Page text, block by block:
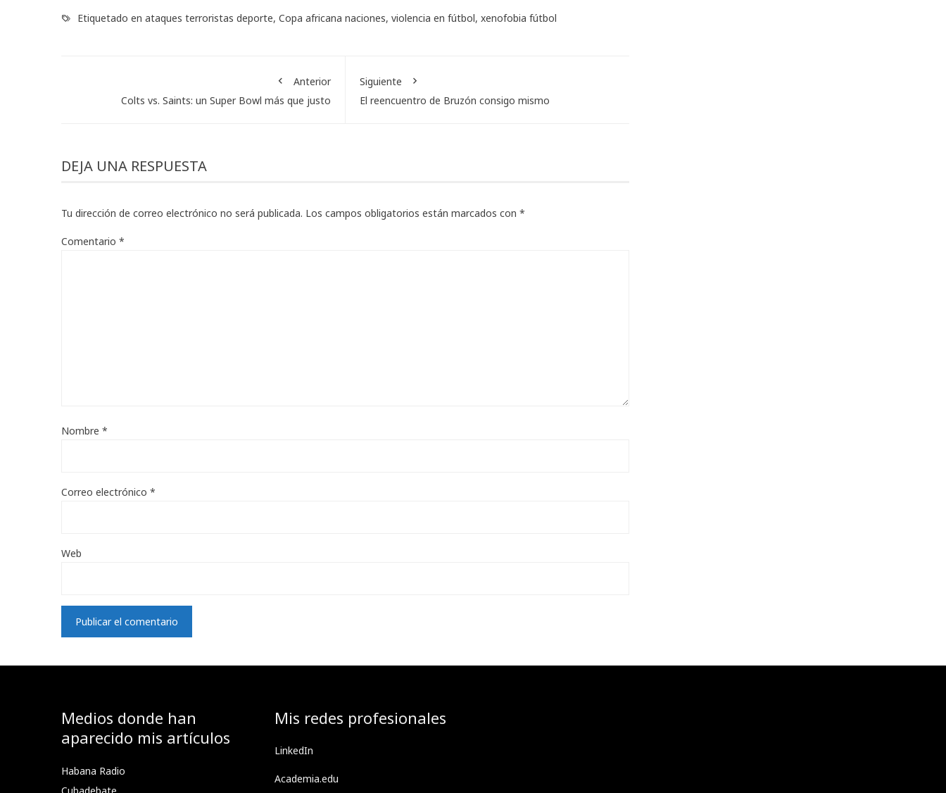
Etiquetado en ataques terroristas deporte, Copa africana naciones, violencia en fútbol, xenofobia fútbol
Anterior
Colts vs. Saints: un Super Bowl más que justo
Siguiente
El reencuentro de Bruzón consigo mismo
DEJA UNA RESPUESTA
Tu dirección de correo electrónico no será publicada. Los campos obligatorios están marcados con *
Comentario *
Nombre *
Correo electrónico *
Web
Medios donde han
aparecido mis artículos
Habana Radio
Cubadebate
Mis redes profesionales
LinkedIn
Academia.edu